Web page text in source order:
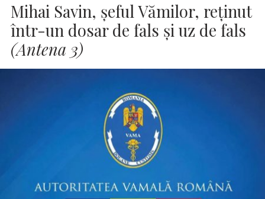
Mihai Savin, şeful Vămilor, reţinut
într-un dosar de fals şi uz de fals
(Antena 3)